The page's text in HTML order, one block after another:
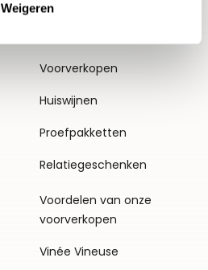
WeigerenThema's
Voorverkopen
Huiswijnen
Proefpakketten
Relatiegeschenken
Voordelen van onze
voorverkopen
Vinée Vineuse